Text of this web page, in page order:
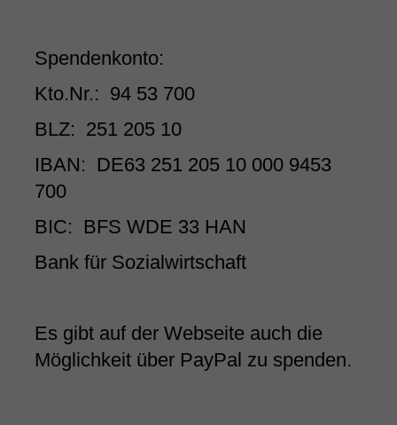
Spendenkonto:
Kto.Nr.: 94 53 700
BLZ: 251 205 10
IBAN: DE63 251 205 10 000 9453
700
BIC: BFS WDE 33 HAN
Bank für Sozialwirtschaft
Es gibt auf der Webseite auch die
Möglichkeit über PayPal zu spenden.